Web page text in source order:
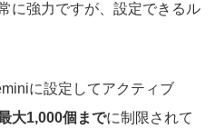
に強力ですが、設定できるル
に設定してアクティブ
大1,000個までに制限されて